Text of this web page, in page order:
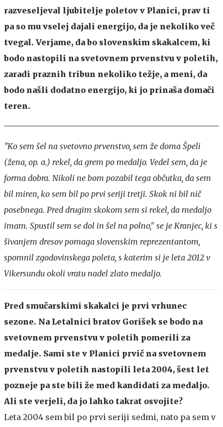
razveseljeval ljubitelje poletov v Planici, prav ti
pa so mu vselej dajali energijo, da je nekoliko več
tvegal. Verjame, da bo slovenskim skakalcem, ki
bodo nastopili na svetovnem prvenstvu v poletih,
zaradi praznih tribun nekoliko težje, a meni, da
bodo našli dodatno energijo, ki jo prinaša domači
teren.
"Ko sem šel na svetovno prvenstvo, sem že doma Špeli
(žena, op. a.) rekel, da grem po medaljo. Vedel sem, da je
forma dobra. Nikoli ne bom pozabil tega občutka, da sem
bil miren, ko sem bil po prvi seriji tretji. Skok ni bil nič
posebnega. Pred drugim skokom sem si rekel, da medaljo
imam. Spustil sem se dol in šel na polno," se je Kranjec, ki s
šivanjem dresov pomaga slovenskim reprezentantom,
spomnil zgodovinskega poleta, s katerim si je leta 2012 v
Vikersundu okoli vratu nadel zlato medaljo.
Pred smučarskimi skakalci je prvi vrhunec
sezone. Na Letalnici bratov Gorišek se bodo na
svetovnem prvenstvu v poletih pomerili za
medalje. Sami ste v Planici prvič na svetovnem
prvenstvu v poletih nastopili leta 2004, šest let
pozneje pa ste bili že med kandidati za medaljo.
Ali ste verjeli, da jo lahko takrat osvojite?
Leta 2004 sem bil po prvi seriji sedmi, nato pa sem v